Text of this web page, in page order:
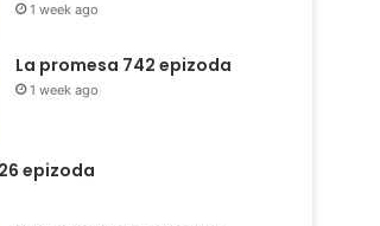
1 week ago
La promesa 742 epizoda
1 week ago
epizoda